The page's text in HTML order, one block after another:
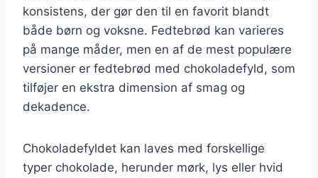
konsistens, der gør den til en favorit blandt
både børn og voksne. Fedtebrød kan varieres
på mange måder, men en af de mest populære
versioner er fedtebrød med chokoladefyld, som
tilføjer en ekstra dimension af smag og
dekadence.
Chokoladefyldet kan laves med forskellige
typer chokolade, herunder mørk, lys eller hvid